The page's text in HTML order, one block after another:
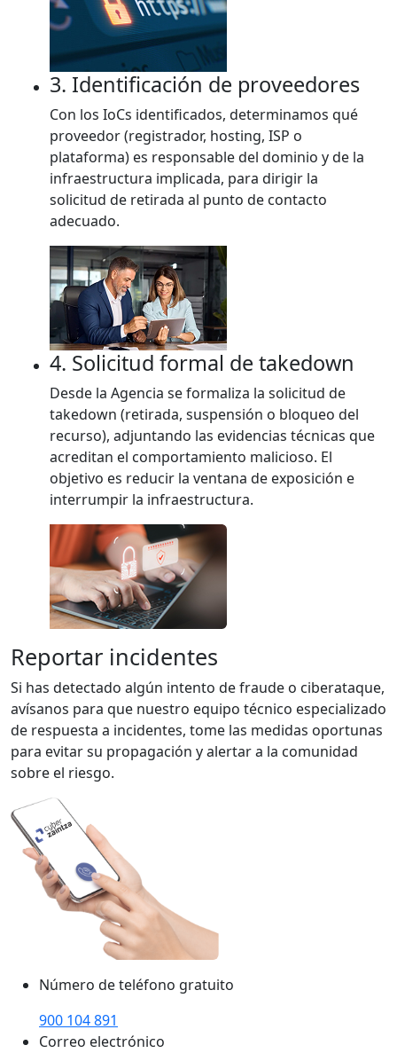
3. Identificación de proveedores
Con los IoCs identificados, determinamos qué
proveedor (registrador, hosting, ISP o
plataforma) es responsable del dominio y de la
infraestructura implicada, para dirigir la
solicitud de retirada al punto de contacto
adecuado.
4. Solicitud formal de takedown
Desde la Agencia se formaliza la solicitud de
takedown (retirada, suspensión o bloqueo del
recurso), adjuntando las evidencias técnicas que
acreditan el comportamiento malicioso. El
objetivo es reducir la ventana de exposición e
interrumpir la infraestructura.
Reportar incidentes
Si has detectado algún intento de fraude o ciberataque,
avísanos para que nuestro equipo técnico especializado
de respuesta a incidentes, tome las medidas oportunas
para evitar su propagación y alertar a la comunidad
sobre el riesgo.
Número de teléfono gratuito
900 104 891
Correo electrónico